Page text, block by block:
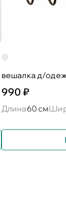
вешалка д/
990 ₽
Длина60 см